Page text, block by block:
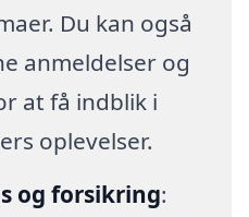
Du kan også
anmeldelser og
at få indblik i
oplevelser.
og forsikring: